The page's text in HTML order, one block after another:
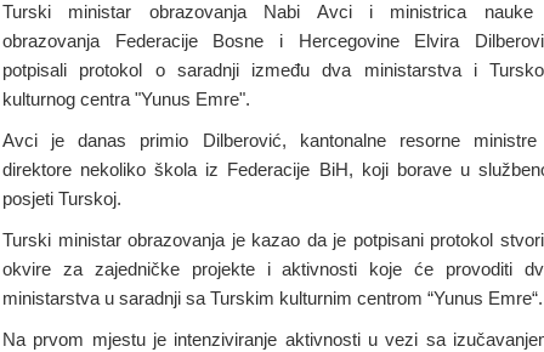
Turski ministar obrazovanja Nabi Avci i ministrica
obrazovanja Federacije Bosne i Hercegovine Elvira
potpisali protokol o saradnji između dva ministarstva i
kulturnog centra "Yunus Emre".
Avci je danas primio Dilberović, kantonalne resorne
direktore nekoliko škola iz Federacije BiH, koji borave u
posjeti Turskoj.
Turski ministar obrazovanja je kazao da je potpisani protokol
okvire za zajedničke projekte i aktivnosti koje će provoditi
ministarstva u saradnji sa Turskim kulturnim centrom “Yunus Emre“.
Na prvom mjestu je intenziviranje aktivnosti u vezi sa